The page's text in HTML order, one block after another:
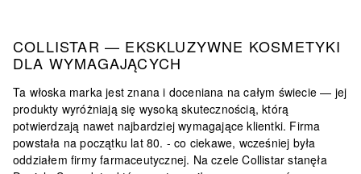
COLLISTAR — EKSKLUZYWNE KOSMETYKI
DLA WYMAGAJĄCYCH
Ta włoska marka jest znana i doceniana na całym świecie — jej
produkty wyróżniają się wysoką skutecznością, którą
potwierdzają nawet najbardziej wymagające klientki. Firma
powstała na początku lat 80. - co ciekawe, wcześniej była
oddziałem firmy farmaceutycznej. Na czeleCollistar stanęła